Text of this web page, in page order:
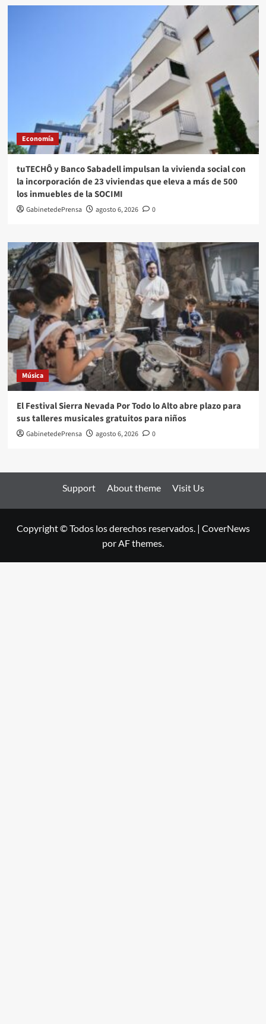
Economía
tuTECHÔ y Banco Sabadell impulsan la vivienda social con
la incorporación de 23 viviendas que eleva a más de 500
los inmuebles de la SOCIMI
GabinetedePrensa agosto 6, 2026 0
Música
El Festival Sierra Nevada Por Todo lo Alto abre plazo para
sus talleres musicales gratuitos para niños
GabinetedePrensa agosto 6, 2026 0
Support About theme Visit Us
Copyright © Todos los derechos reservados. | CoverNews
por AF themes.